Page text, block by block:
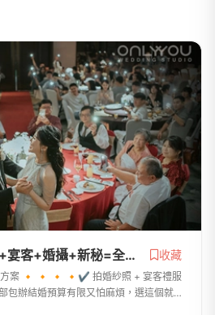
一條龍特惠 ：拍婚紗+宴客+婚攝+新秘=全包辦 收藏
案 🔸 🔸 🔸 🔸✔ 拍婚紗照 + 宴客禮服
包辦結婚預算有限又怕麻煩，選這個就對
要的服務都在這專門給不想超支、不想太